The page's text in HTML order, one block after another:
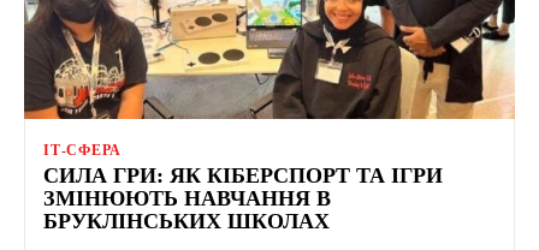
ІТ-СФЕРА
СИЛА ГРИ: ЯК КІБЕРСПОРТ ТА ІГРИ
ЗМІНЮЮТЬ НАВЧАННЯ В
БРУКЛІНСЬКИХ ШКОЛАХ